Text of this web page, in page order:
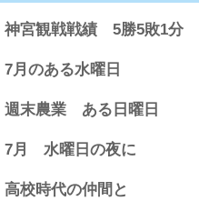
神宮観戦戦績 5勝5敗1分
7月のある水曜日
週末農業 ある日曜日
7月 水曜日の夜に
高校時代の仲間と